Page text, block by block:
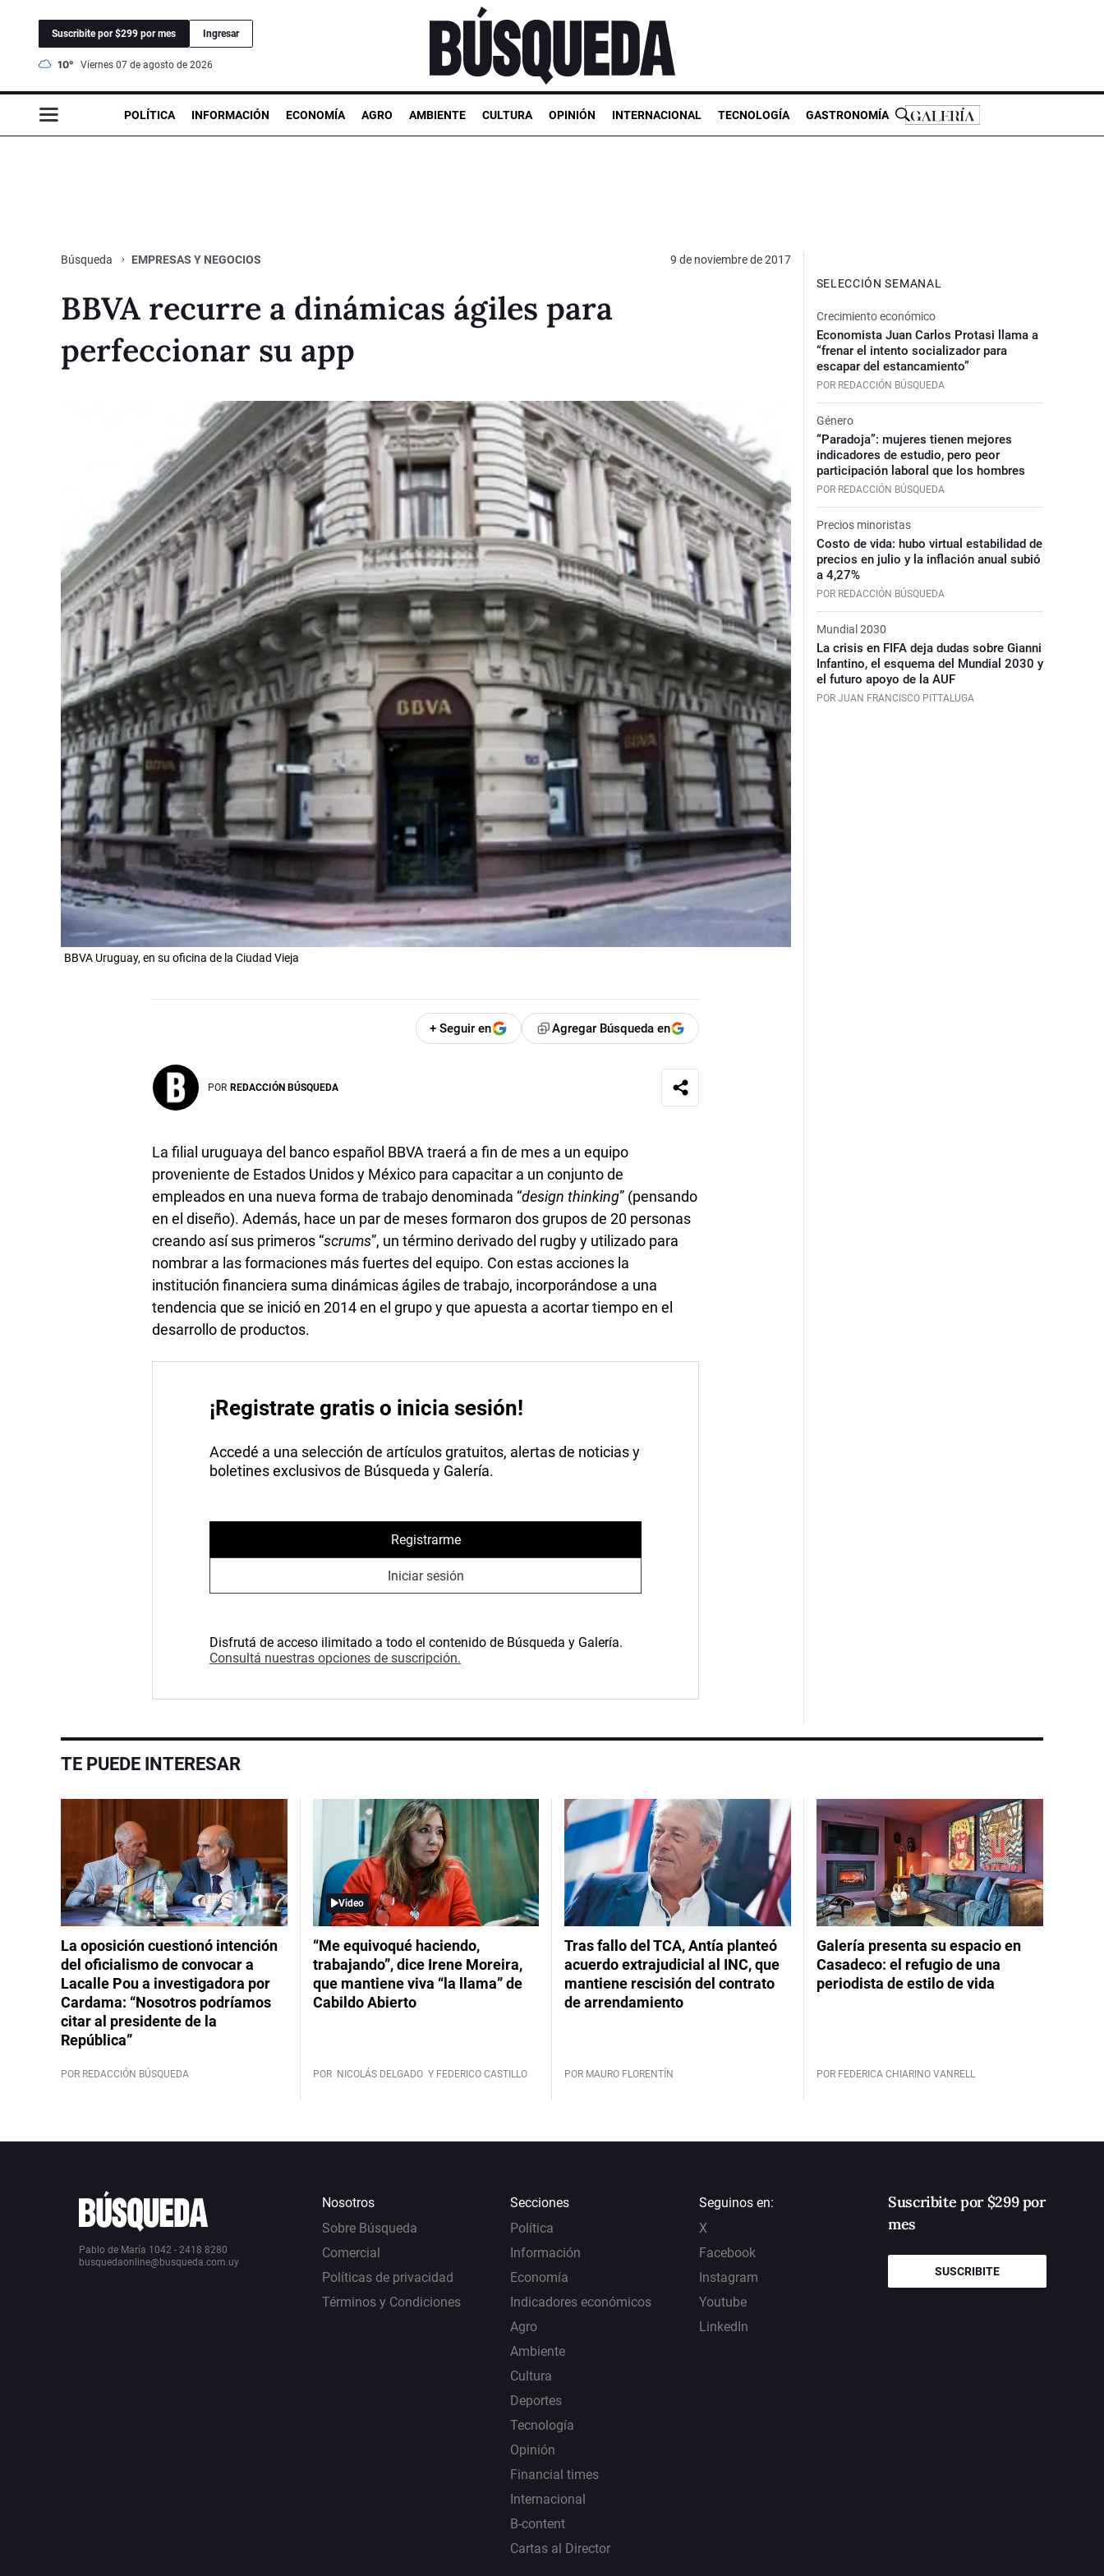
Suscribite por $299 por mes Ingresar
10° viernes 07 de agosto de 2026
POLÍTICA INFORMACIÓN ECONOMÍA AGRO AMBIENTE CULTURA OPINIÓN INTERNACIONAL TECNOLOGÍA GASTRONOMÍA
Búsqueda EMPRESAS Y NEGOCIOS 9 de noviembre de 2017
BBVA recurre a dinámicas ágiles para
perfeccionar su app
BBVA Uruguay, en su oficina de la Ciudad Vieja
+ Seguir en Agregar Búsqueda en
POR REDACCIÓN BÚSQUEDA
La filial uruguaya del banco español BBVA traerá a fin de mes a un equipo
proveniente de Estados Unidos y México para capacitar a un conjunto de
empleados en una nueva forma de trabajo denominada “design thinking” (pensando
en el diseño). Además, hace un par de meses formaron dos grupos de 20 personas
creando así sus primeros “scrums”, un término derivado del rugby y utilizado para
nombrar a las formaciones más fuertes del equipo. Con estas acciones la
institución financiera suma dinámicas ágiles de trabajo, incorporándose a una
tendencia que se inició en 2014 en el grupo y que apuesta a acortar tiempo en el
desarrollo de productos.
¡Registrate gratis o inicia sesión!
Accedé a una selección de artículos gratuitos, alertas de noticias y
boletines exclusivos de Búsqueda y Galería.
Registrarme
Iniciar sesión
Disfrutá de acceso ilimitado a todo el contenido de Búsqueda y Galería.
Consultá nuestras opciones de suscripción.
SELECCIÓN SEMANAL
Crecimiento económico
Economista Juan Carlos Protasi llama a
“frenar el intento socializador para
escapar del estancamiento”
POR REDACCIÓN BÚSQUEDA
Género
“Paradoja”: mujeres tienen mejores
indicadores de estudio, pero peor
participación laboral que los hombres
POR REDACCIÓN BÚSQUEDA
Precios minoristas
Costo de vida: hubo virtual estabilidad de
precios en julio y la inflación anual subió
a 4,27%
POR REDACCIÓN BÚSQUEDA
Mundial 2030
La crisis en FIFA deja dudas sobre Gianni
Infantino, el esquema del Mundial 2030 y
el futuro apoyo de la AUF
POR JUAN FRANCISCO PITTALUGA
TE PUEDE INTERESAR
La oposición cuestionó intención
del oficialismo de convocar a
Lacalle Pou a investigadora por
Cardama: “Nosotros podríamos
citar al presidente de la
República”
POR REDACCIÓN BÚSQUEDA
Video
“Me equivoqué haciendo,
trabajando”, dice Irene Moreira,
que mantiene viva “la llama” de
Cabildo Abierto
POR NICOLÁS DELGADO Y FEDERICO CASTILLO
Tras fallo del TCA, Antía planteó
acuerdo extrajudicial al INC, que
mantiene rescisión del contrato
de arrendamiento
POR MAURO FLORENTÍN
Galería presenta su espacio en
Casadeco: el refugio de una
periodista de estilo de vida
POR FEDERICA CHIARINO VANRELL
Pablo de María 1042 - 2418 8280
busquedaonline@busqueda.com.uy
Nosotros
Sobre Búsqueda
Comercial
Políticas de privacidad
Términos y Condiciones
Secciones
Política
Información
Economía
Indicadores económicos
Agro
Ambiente
Cultura
Deportes
Tecnología
Opinión
Financial times
Internacional
B-content
Cartas al Director
Seguinos en:
X
Facebook
Instagram
Youtube
LinkedIn
Suscribite por $299 por
mes
SUSCRIBITE